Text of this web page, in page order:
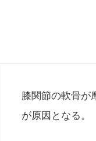
膝関節の軟骨が
が原因となる。